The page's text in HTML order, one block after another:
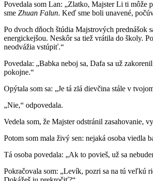
Povedala som Lan: „Zlatko, Majster Li ti môže
sme Zhuan Falun. Keď sme boli unavené,
Po dvoch dňoch štúdia Majstrových prednášok
energickejšou. Neskôr sa tiež vrátila do školy.
neodvážia vstúpiť.“
Povedala: „Babka neboj sa, Dafa sa už
pokojne.“
Opýtala som sa: „Je tá zlá dievčina stále v
„Nie,“ odpovedala.
Vedela som, že Majster odstránil zasahovanie,
Potom som mala živý sen: nejaká osoba viedla
Tá osoba povedala: „Ak to povieš, už sa
Pokračovala som: „Levík, pozri sa na tú veľkú